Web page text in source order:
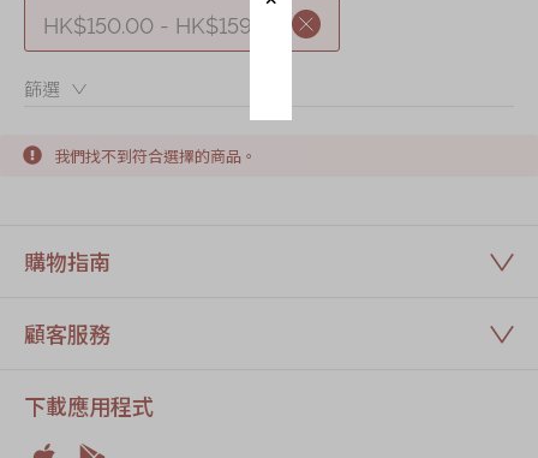
奇華迪士尼禮盒
EN 简体
HK$150.00 - HK$159.99
篩選：
我們找不到符合選擇的商品。
購物指南
顧客服務
下載應用程式